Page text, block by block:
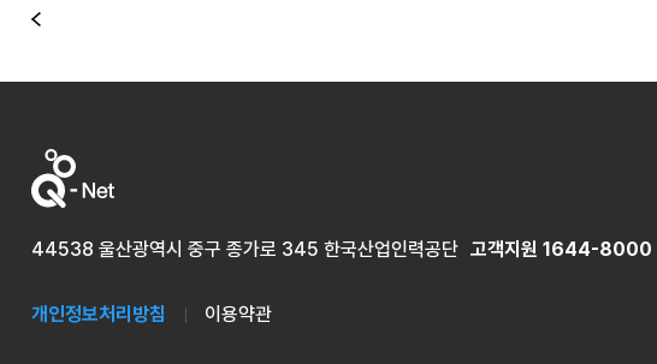
44538 울산광역시 중구 종가로 345 한국산업인력공단 고객지원 1644-8000
개인정보처리방침 이용약관